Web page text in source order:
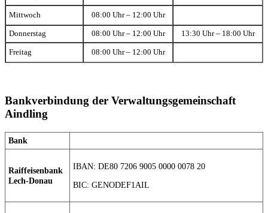
Mittwoch 08:00 Uhr – 12:00 Uhr
Donnerstag 08:00 Uhr – 12:00 Uhr 13:30 Uhr – 18:00 Uhr
Freitag 08:00 Uhr – 12:00 Uhr
Bankverbindung der Verwaltungsgemeinschaft
Aindling
Bank
Raiffeisenbank
Lech-Donau
IBAN: DE80 7206 9005 0000 0078 20
BIC: GENODEF1AIL